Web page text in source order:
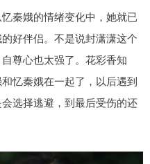
秦娥的情绪变化中，她就已
好伴侣。不是说封潇潇这个
尊心也太强了。花彩香知
忆秦娥在一起了，以后遇到
选择逃避，到最后受伤的还